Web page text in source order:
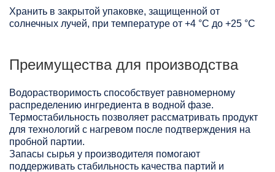
Хранить в закрытой упаковке, защищенной от
солнечных лучей, при температуре от +4 °C до +25 °C
Преимущества для производства
Водорастворимость способствует равномерному
распределению ингредиента в водной фазе.
Термостабильность позволяет рассматривать продукт
для технологий с нагревом после подтверждения на
пробной партии.
Запасы сырья у производителя помогают
поддерживать стабильность качества партий и